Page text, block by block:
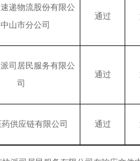
递物流股份有限公
山市分公司
通过
司居民服务有限公
司
通过
供应链有限公司 通过